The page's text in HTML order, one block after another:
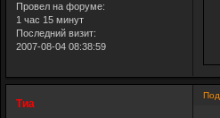
Провел на форуме:
1 час 15 минут
Последний визит:
2007-08-04 08:38:59
Тиа